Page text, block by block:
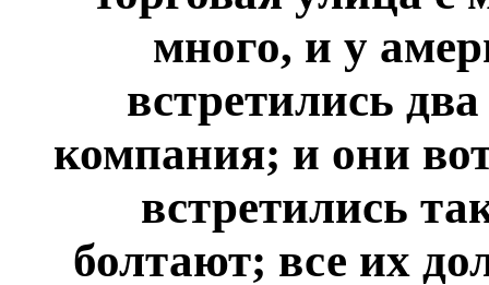
много, и у
встретились
компания; и они
встретились
болтают; все их